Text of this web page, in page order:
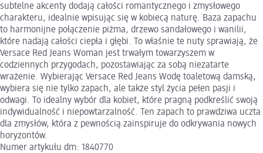
subtelne akcenty dodają całości romantycznego i zmysłowego
charakteru, idealnie wpisując się w kobiecą naturę. Baza zapachu
to harmonijne połączenie piżma, drzewo sandałowego i wanilii,
które nadają całości ciepła i głębi. To właśnie te nuty sprawiają, że
Versace Red Jeans Woman jest trwałym towarzyszem w
codziennych przygodach, pozostawiając za sobą niezatarte
wrażenie. Wybierając Versace Red Jeans Wodę toaletową damską,
wybiera się nie tylko zapach, ale także styl życia pełen pasji i
odwagi. To idealny wybór dla kobiet, które pragną podkreślić swoją
indywidualność i niepowtarzalność. Ten zapach to prawdziwa uczta
dla zmysłów, która z pewnością zainspiruje do odkrywania nowych
horyzontów.
Numer artykułu dm: 1840770